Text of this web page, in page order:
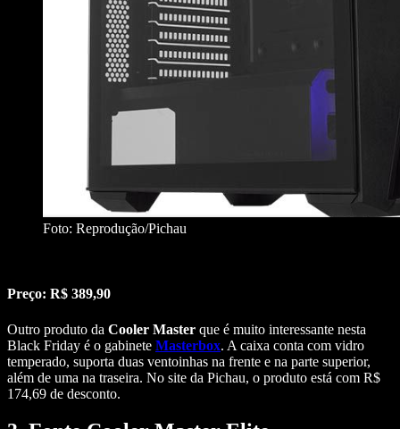
Foto: Reprodução/Pichau
Preço: R$ 389,90
Outro produto da Cooler Master que é muito interessante nesta
Black Friday é o gabinete Masterbox. A caixa conta com vidro
temperado, suporta duas ventoinhas na frente e na parte superior,
além de uma na traseira. No site da Pichau, o produto está com R$
174,69 de desconto.